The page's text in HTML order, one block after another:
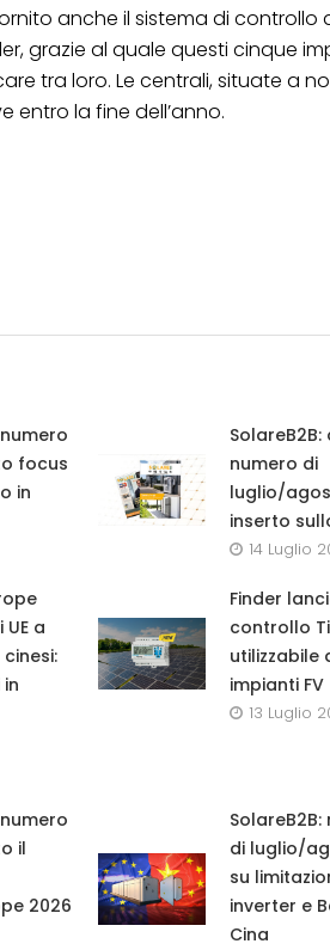
anche il sistema di controllo
grazie al quale questi cinque
tra loro. Le centrali, situate a
entro la fine dell’anno.
focus
in
numero di
luglio/
inserto
14 Luglio
a
Finder
controllo
utilizzabile
impianti FV
13 Luglio
il
2026
di luglio/
su
inverter e
Cina